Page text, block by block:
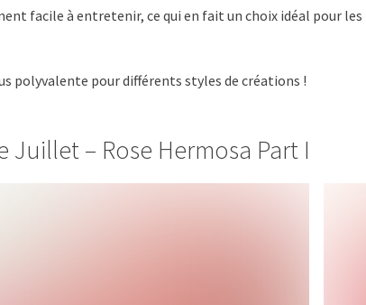
facile à entretenir, ce qui en fait un choix idéal pour
polyvalente pour différents styles de créations !
Juillet – Rose Hermosa Part I